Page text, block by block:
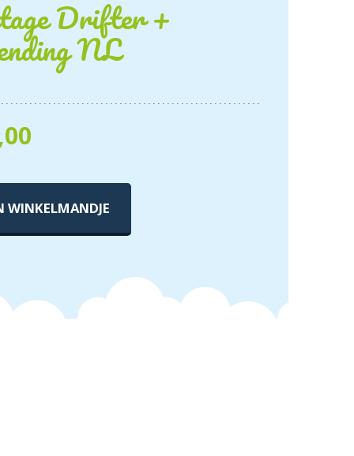
Drifter +
NL
WINKELMANDJE